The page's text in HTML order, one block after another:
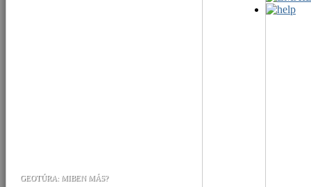
GEOTÚRA: MIBEN MÁS?